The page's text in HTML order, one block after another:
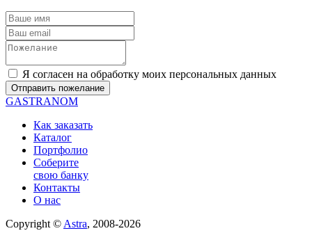
Я согласен на обработку моих персональных данных
GASTRANOM
Как заказать
Каталог
Портфолио
Соберите
свою банку
Контакты
О нас
Copyright © Astra, 2008-2026